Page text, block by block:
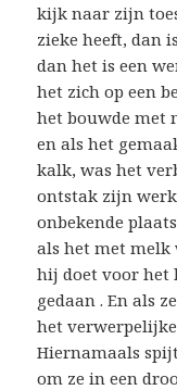
kijk naar zijn
zieke heeft, dan
dan het is een
het zich op een
het bouwde met
en als het
kalk, was het
ontstak zijn
onbekende
als het met melk
hij doet voor het
gedaan . En als
het
Hiernamaals
om ze in een